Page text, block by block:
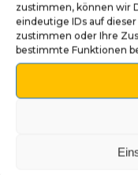
zustimmen, können wir
eindeutige IDs auf
zustimmen oder Ihre
bestimmte Funktionen
Griff – ein Symbol
Fantasie!